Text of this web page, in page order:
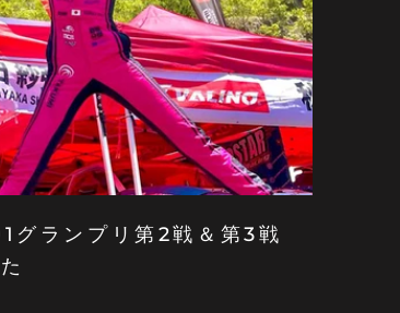
ランプリ第2戦＆第3戦